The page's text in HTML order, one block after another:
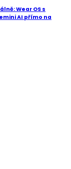
Wear OS s
AI přímo na